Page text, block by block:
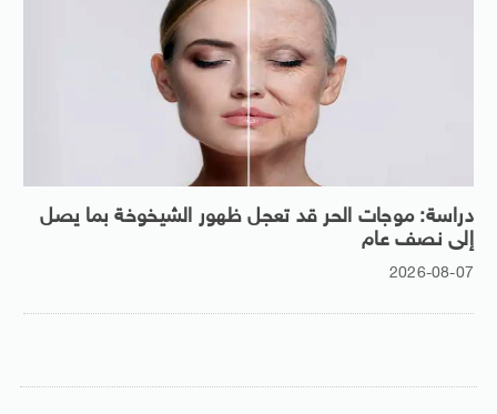
دراسة: موجات الحر قد تعجل ظهور الشيخوخة بما يصل
إلى نصف عام
2026-08-07